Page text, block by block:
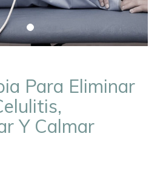
Para Eliminar
Y Calmar